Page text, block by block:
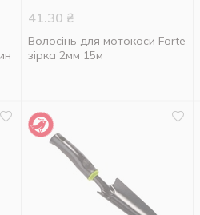
41.30 ₴
Волосінь для мотокоси Forte
зірка 2мм 15м